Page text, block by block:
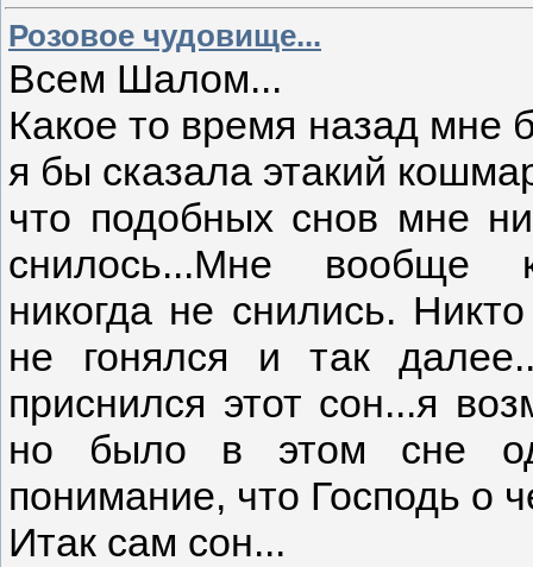
Розовое чудовище...
Всем Шалом...
Какое то время назад мне
я бы сказала этакий
что подобных снов мне
снилось...Мне вообще
никогда не снились.
не гонялся и так
приснился этот сон...я
но было в этом сне
понимание, что Господь о
Итак сам сон...